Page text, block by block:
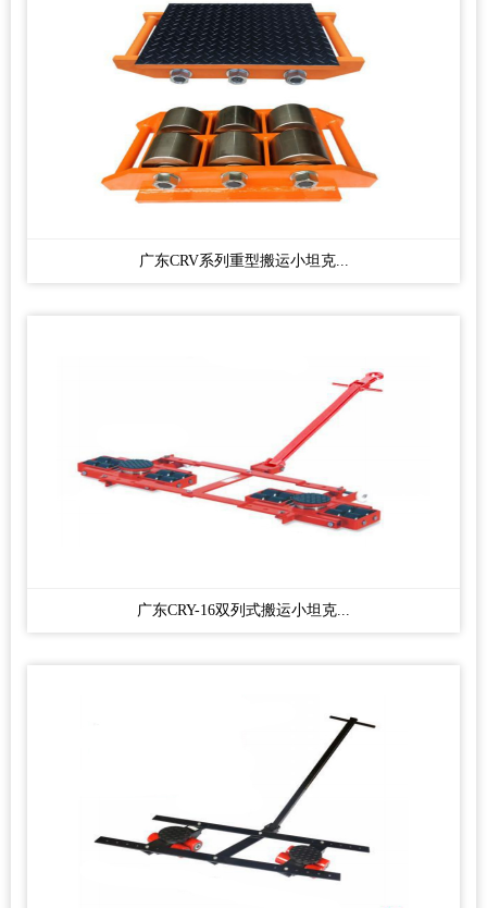
广东CRV系列重型搬运小坦克...
广东CRY-16双列式搬运小坦克...